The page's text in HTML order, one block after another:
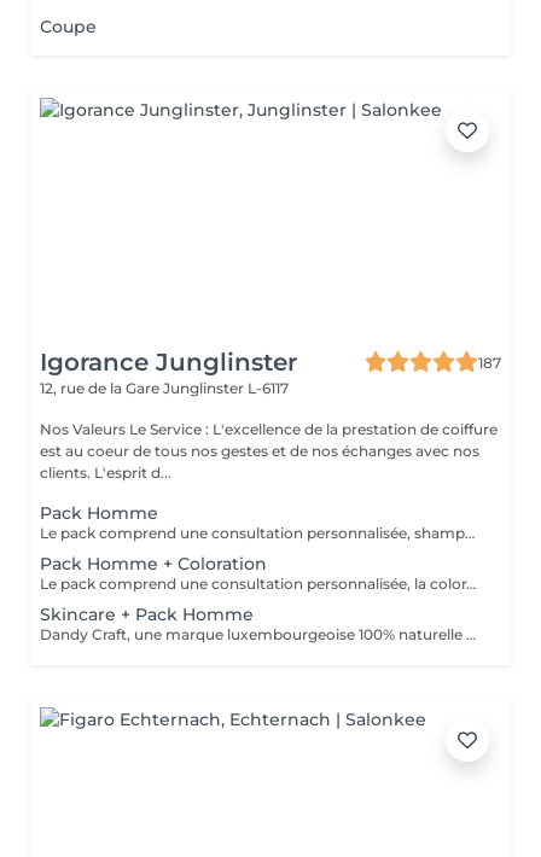
Coupe
Igorance Junglinster
187
12, rue de la Gare Junglinster L-6117
Nos Valeurs Le Service : L'excellence de la prestation de coiffure
est au coeur de tous nos gestes et de nos échanges avec nos
clients. L'esprit d...
Pack Homme
Le pack comprend une consultation personnalisée, shampooing et conditionneur spécifiques REDKEN, la coupe IGORANCE (finitions sur cheveux secs ) et les produits de styling REDKEN * Tarifs à titre indicatifs à confirmer après la consultation personnalisée établit auprès de votre coiffeur/stylist/spécialiste * La direction se réserve le droit d’apporter des modifications pour le bon fonctionnement du salon
Pack Homme + Coloration
Le pack comprend une consultation personnalisée, la coloration avec les produits LOREAL PROFESSIONNEL , shampooing et conditionneur spécifiques REDKEN , la coupe IGORANCE ( finitions sur cheveux secs) , les produits de styling REDKEN * Tarifs à titre indicatifs à confirmer après la consultation personnalisée établit auprès de votre coiffeur/stylist/spécialiste * La direction se réserve le droit d’apporter des modifications pour le bon fonctionnement du salon
Skincare + Pack Homme
Dandy Craft, une marque luxembourgeoise 100% naturelle de soins du visage. Soin du visage, nettoyant à base de jus d'aloe vera et de ginseng, exfoliant à la vitamine C, crème hydratante au beurre de karité. + Pack Homme